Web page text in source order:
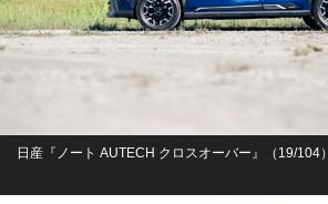
日産『ノート AUTECH クロスオーバー』（19/104）